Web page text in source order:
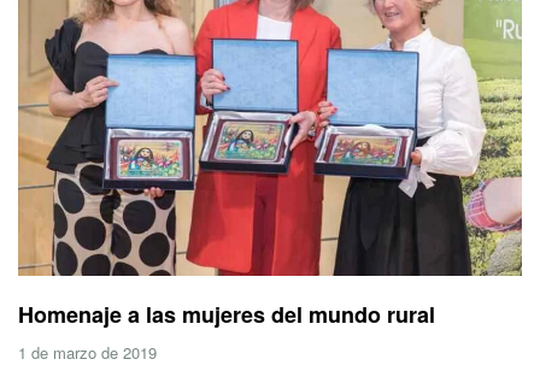
Homenaje a las mujeres del mundo rural
1 de marzo de 2019